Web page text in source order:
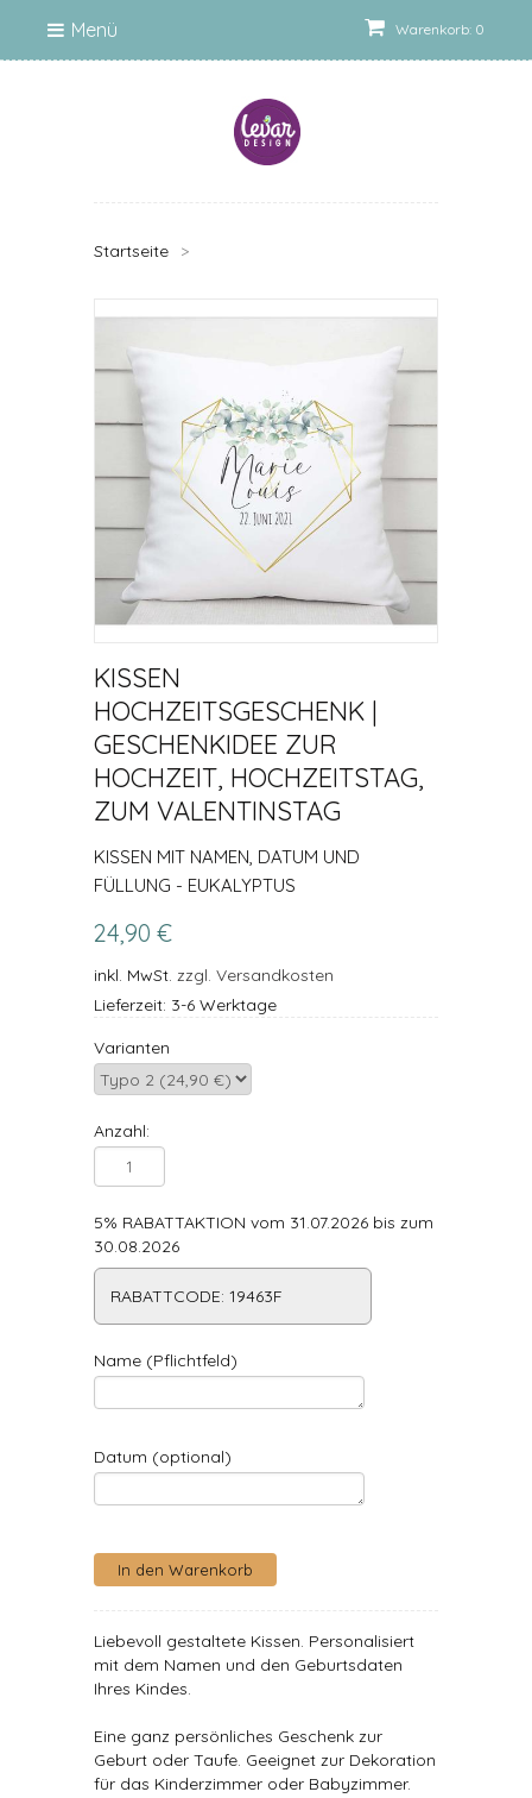
Warenkorb: 0
Menü
Startseite >
KISSEN
HOCHZEITSGESCHENK |
GESCHENKIDEE ZUR
HOCHZEIT, HOCHZEITSTAG,
ZUM VALENTINSTAG
KISSEN MIT NAMEN, DATUM UND
FÜLLUNG - EUKALYPTUS
24,90 €
inkl. MwSt. zzgl. Versandkosten
Lieferzeit: 3-6 Werktage
Varianten
Anzahl:
5% RABATTAKTION vom 31.07.2026 bis zum
30.08.2026
RABATTCODE: 19463F
Name (Pflichtfeld)
Datum (optional)
Liebevoll gestaltete Kissen. Personalisiert
mit dem Namen und den Geburtsdaten
Ihres Kindes.
Eine ganz persönliches Geschenk zur
Geburt oder Taufe. Geeignet zur Dekoration
für das Kinderzimmer oder Babyzimmer.